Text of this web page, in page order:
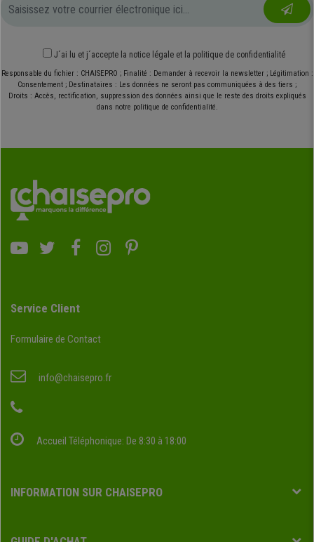
J´ai lu et j´accepte la notice légale et la politique de confidentialité
Responsable du fichier : CHAISEPRO ; Finalité : Demander à recevoir la newsletter ; Légitimation :
Consentement ; Destinataires : Les données ne seront pas communiquées à des tiers ;
Droits : Accès, rectification, suppression des données ainsi que le reste des droits expliqués
dans notre politique de confidentialité.
Service Client
Formulaire de Contact
info@chaisepro.fr
Accueil Téléphonique: De 8:30 à 18:00
INFORMATION SUR CHAISEPRO